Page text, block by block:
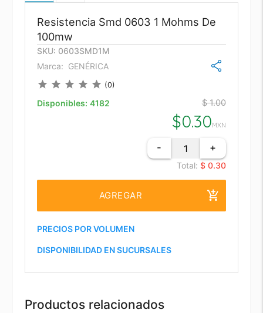
Resistencia Smd 0603 1 Mohms De
100mw
SKU: 0603SMD1M
Marca: GENÉRICA
star star star star star (0)
Disponibles: 4182 $ 1.00
$0.30MXN
- +
Total: $ 0.30
AGREGAR add_shopping_cart
PRECIOS POR VOLUMEN
DISPONIBILIDAD EN SUCURSALES
Productos relacionados